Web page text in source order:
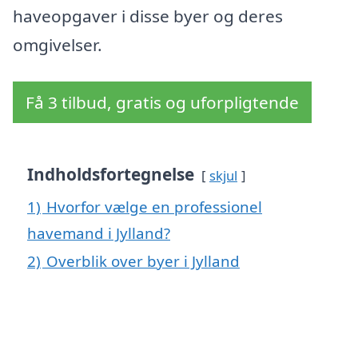
haveopgaver i disse byer og deres
omgivelser.
Få 3 tilbud, gratis og uforpligtende
Indholdsfortegnelse skjul
1) Hvorfor vælge en professionel
havemand i Jylland?
2) Overblik over byer i Jylland